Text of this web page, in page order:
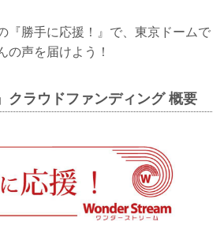
『勝手に応援！』で、東京ドームで
の声を届けよう！
クラウドファンディング 概要